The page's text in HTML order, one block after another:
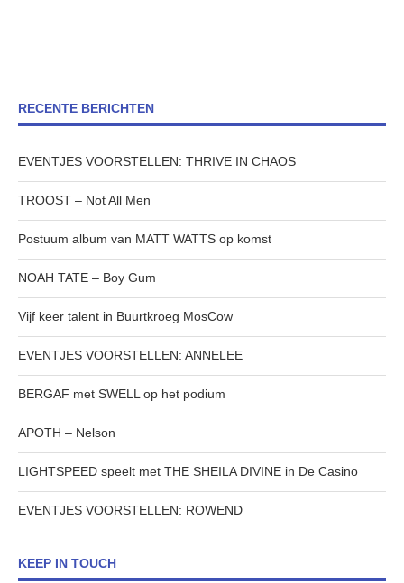
RECENTE BERICHTEN
EVENTJES VOORSTELLEN: THRIVE IN CHAOS
TROOST – Not All Men
Postuum album van MATT WATTS op komst
NOAH TATE – Boy Gum
Vijf keer talent in Buurtkroeg MosCow
EVENTJES VOORSTELLEN: ANNELEE
BERGAF met SWELL op het podium
APOTH – Nelson
LIGHTSPEED speelt met THE SHEILA DIVINE in De Casino
EVENTJES VOORSTELLEN: ROWEND
KEEP IN TOUCH